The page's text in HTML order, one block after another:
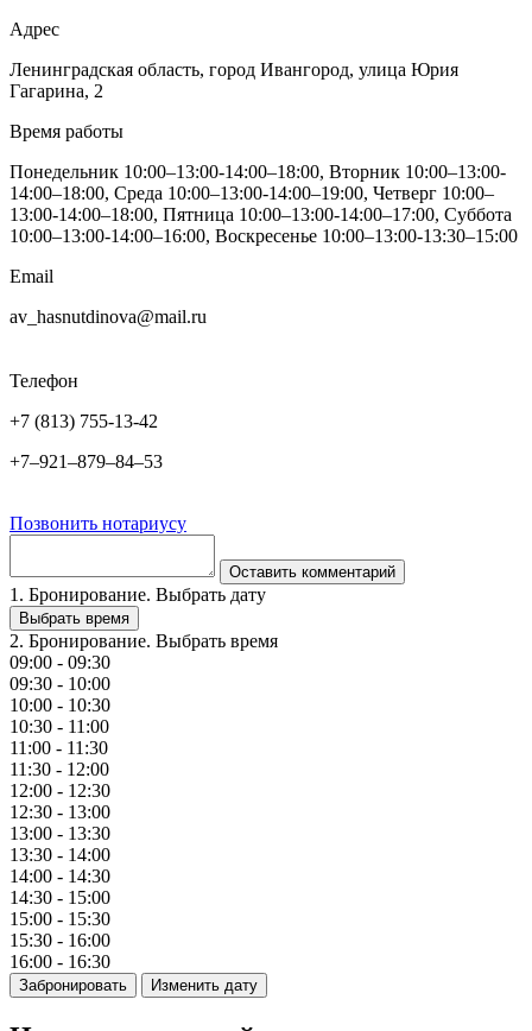
Адрес
Ленинградская область, город Ивангород, улица Юрия
Гагарина, 2
Время работы
Понедельник 10:00–13:00-14:00–18:00, Вторник 10:00–13:00-
14:00–18:00, Среда 10:00–13:00-14:00–19:00, Четверг 10:00–
13:00-14:00–18:00, Пятница 10:00–13:00-14:00–17:00, Суббота
10:00–13:00-14:00–16:00, Воскресенье 10:00–13:00-13:30–15:00
Email
av_hasnutdinova@mail.ru
Телефон
+7 (813) 755-13-42
+7‒921‒879‒84‒53
Позвонить нотариусу
Оставить комментарий
1. Бронирование. Выбрать дату
Выбрать время
2. Бронирование. Выбрать время
09:00 - 09:30
09:30 - 10:00
10:00 - 10:30
10:30 - 11:00
11:00 - 11:30
11:30 - 12:00
12:00 - 12:30
12:30 - 13:00
13:00 - 13:30
13:30 - 14:00
14:00 - 14:30
14:30 - 15:00
15:00 - 15:30
15:30 - 16:00
16:00 - 16:30
Забронировать Изменить дату